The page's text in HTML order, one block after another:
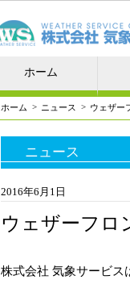
ホーム
ホーム > ニュース > ウェザー
ニュース
2016年6月1日
ウェザーフロ
株式会社 気象サービス